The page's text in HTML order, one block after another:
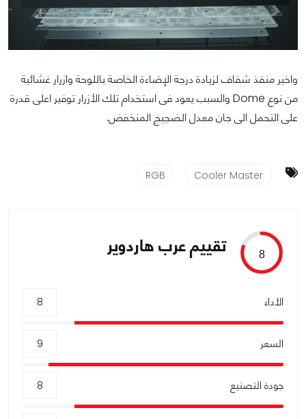
واخير منفذ شفاف لزيادة درجة الإضاءة الخاصة باللوحة وازرار غشائية
من نوع Dome والسبب يعود فى استخدام تلك الأزرار توفير اعلى قدرة
على التحمل الى جان معدل الضجيج المنخفض.
Cooler Master
RGB
8 تقييم عرب هاردوير
الأداء 8
السعر 9
جودة التصنيع 8